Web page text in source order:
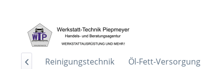
Reinigungstechnik Öl-Fett-Versorgung
